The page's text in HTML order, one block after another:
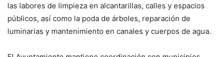
las labores de limpieza en alcantarillas, calles y espacios
públicos, así como la poda de árboles, reparación de
luminarias y mantenimiento en canales y cuerpos de agua.